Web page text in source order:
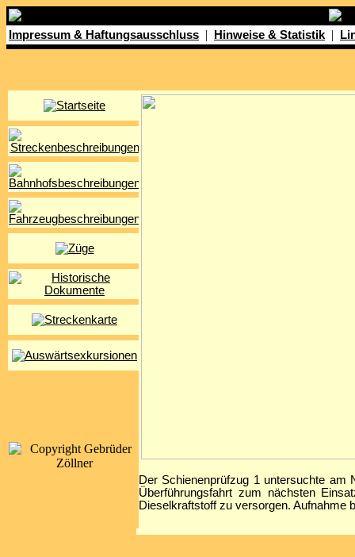
Impressum & Haftungsausschluss | Hinweise & Statistik |
Der Schienenprüfzug 1 untersuchte am
Überführungsfahrt zum nächsten
Dieselkraftstoff zu versorgen. Aufnahme